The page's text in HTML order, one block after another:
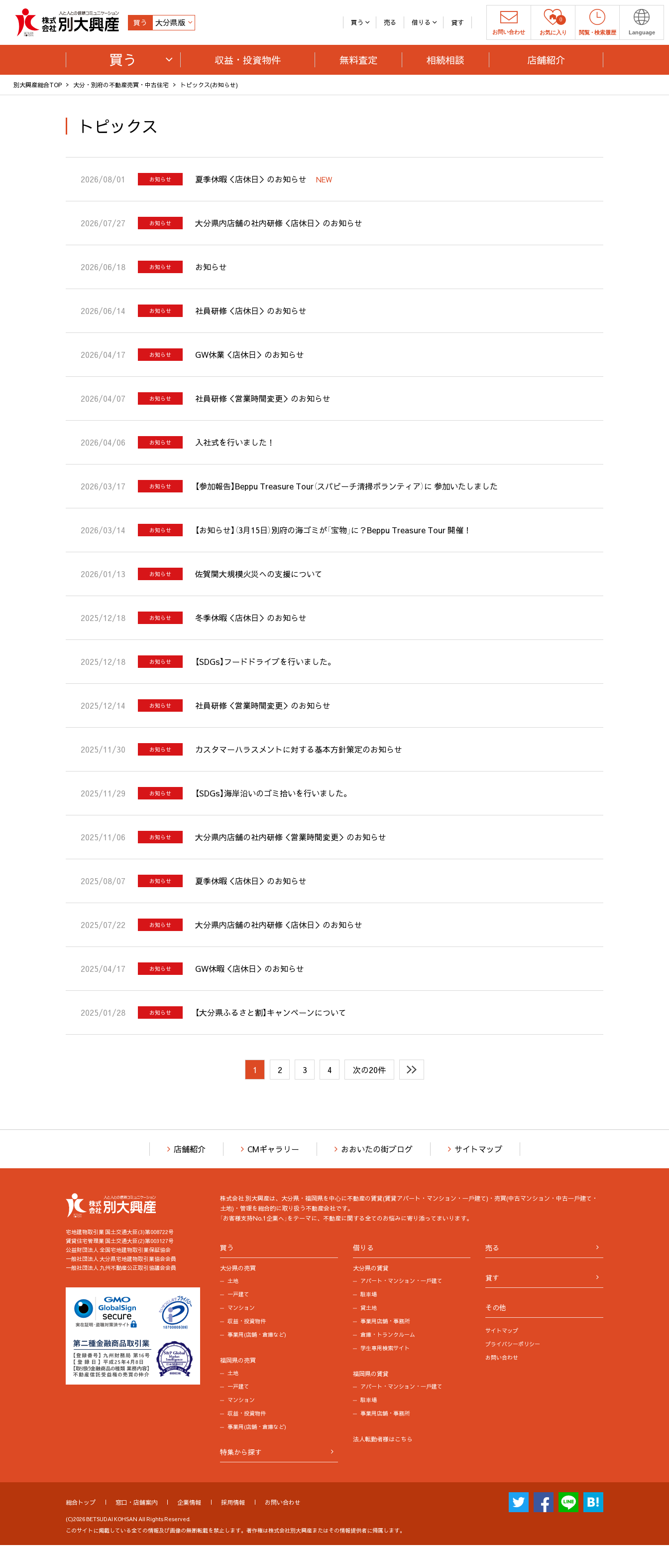
買う 大分県版 買う 売る 借りる 貸す
お問い合わせ
0
お気に入り 閲覧・ 検索履歴 Language
買う 収益・投資物件 無料査定 相続相談 店舗紹介
別大興産総合TOP 大分・別府の不動産売買・中古住宅 トピックス(お知らせ)
トピックス
2026/08/01 お知らせ 夏季休暇＜店休日＞のお知らせ NEW
2026/07/27 お知らせ 大分県内店舗の社内研修＜店休日＞のお知らせ
2026/06/18 お知らせ お知らせ
2026/06/14 お知らせ 社員研修＜店休日＞のお知らせ
2026/04/17 お知らせ GW休業＜店休日＞のお知らせ
2026/04/07 お知らせ 社員研修＜営業時間変更＞のお知らせ
2026/04/06 お知らせ 入社式を行いました！
2026/03/17 お知らせ 【参加報告】Beppu Treasure Tour（スパビーチ清掃ボランティア）に 参加いたしました
2026/03/14 お知らせ 【お知らせ】（3月15日）別府の海ゴミが「宝物」に？Beppu Treasure Tour 開催！
2026/01/13 お知らせ 佐賀関大規模火災への支援について
2025/12/18 お知らせ 冬季休暇＜店休日＞のお知らせ
2025/12/18 お知らせ 【SDGs】フードドライブを行いました。
2025/12/14 お知らせ 社員研修＜営業時間変更＞のお知らせ
2025/11/30 お知らせ カスタマーハラスメントに対する基本方針策定のお知らせ
2025/11/29 お知らせ 【SDGs】海岸沿いのゴミ拾いを行いました。
2025/11/06 お知らせ 大分県内店舗の社内研修＜営業時間変更＞のお知らせ
2025/08/07 お知らせ 夏季休暇＜店休日＞のお知らせ
2025/07/22 お知らせ 大分県内店舗の社内研修＜店休日＞のお知らせ
2025/04/17 お知らせ GW休暇＜店休日＞のお知らせ
2025/01/28 お知らせ 【大分県ふるさと割】キャンペーンについて
1 2 3 4 次の20件
店舗紹介 CMギャラリー おおいたの街ブログ サイトマップ
宅地建物取引業 国土交通大臣(3)第008722号
賃貸住宅管理業 国土交通大臣(2)第003127号
公益財団法人 全国宅地建物取引業保証協会
一般社団法人 大分県宅地建物取引業協会会員
一般社団法人 九州不動産公正取引協議会会員
株式会社 別大興産は、大分県・福岡県を中⼼に不動産の賃貸(賃貸アパート・マンション・⼀⼾建て)・売買(中古マンション・中古⼀⼾建て・
土地)・管理を総合的に取り扱う不動産会社です。
「お客様支持No.1企業へ」をテーマに、不動産に関する全てのお悩みに寄り添ってまいります。
買う
大分県の売買
土地
一戸建て
マンション
収益・投資物件
事業用(店舗・倉庫など)
福岡県の売買
土地
一戸建て
マンション
収益・投資物件
事業用(店舗・倉庫など)
特集から探す
借りる
大分県の賃貸
アパート・マンション・⼀⼾建て
駐⾞場
貸土地
事業用店舗・事務所
倉庫・トランクルーム
学⽣専用検索サイト
福岡県の賃貸
アパート・マンション・⼀⼾建て
駐⾞場
事業用店舗・事務所
法人転勤者様はこちら
売る
貸す
その他
サイトマップ
プライバシーポリシー
お問い合わせ
総合トップ 窓口・店舗案内 企業情報 採用情報 お問い合わせ
(C)2026 BETSUDAI KOHSAN All Rights Reserved.
このサイトに掲載している全ての情報及び画像の無断転載を禁止します。 著作権は株式会社別大興産またはその情報提供者に帰属します。